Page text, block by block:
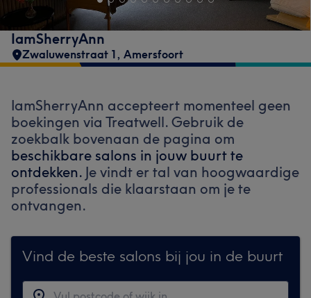
IamSherryAnn
Zwaluwenstraat 1, Amersfoort
IamSherryAnn accepteert momenteel geen
boekingen via Treatwell. Gebruik de
zoekbalk bovenaan de pagina om
beschikbare salons in jouw buurt te
ontdekken. Je vindt er tal van hoogwaardige
professionals die klaarstaan om je te
ontvangen.
Vind de beste salons bij jou in de buurt